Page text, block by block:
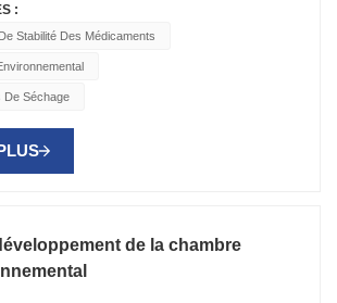
et de la santé, nous ne pouvons que
ne pouvons pas relâcher nos efforts !
est le produit le plus vendu de
médicaments XCH ? La chambre de test
XCH-CGS est conçue avec
:
Stabilité Des Médicaments
De Séchage
de la chambre